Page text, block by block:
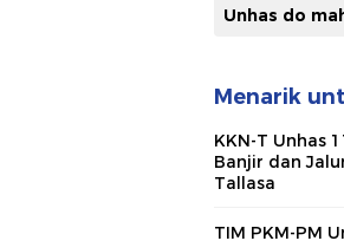
Menarik
KKN-T Unhas
Banjir dan
Tallasa
TIM PKM-PM